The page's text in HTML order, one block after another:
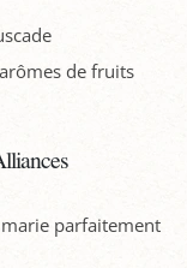
de fruits
parfaitement